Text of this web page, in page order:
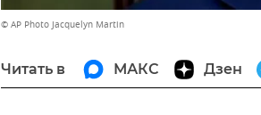
© AP Photo Jacquelyn Martin
Читать в МАКС Дзен